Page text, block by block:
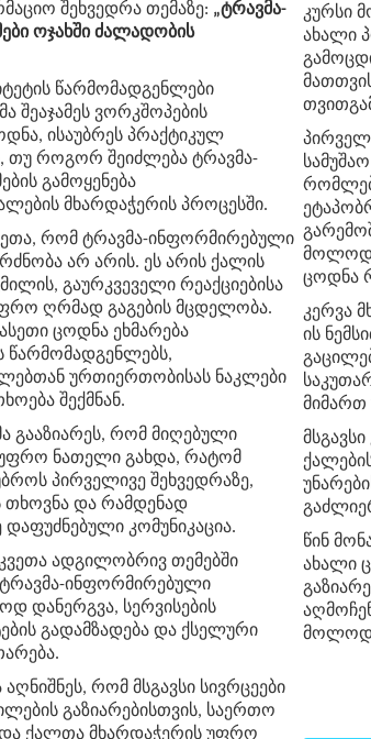
შეხვედრა თემაზე: „ტრავმა-
ოჯახში ძალადობის
წარმომადგენლები
შეაჯამეს ვორკშოპების
ისაუბრეს პრაქტიკულ
თუ როგორ შეიძლება ტრავმა-
გამოყენება
მხარდაჭერის პროცესში.
რომ ტრავმა-ინფორმირებული
არ არის. ეს არის ქალის
გაურკვეველი რეაქციებისა
ღრმად გაგების მცდელობა.
ცოდნა ეხმარება
წარმომადგენლებს,
ურთიერთობისას ნაკლები
შექმნან.
გააზიარეს, რომ მიღებული
ნათელი გახდა, რატომ
პირველივე შეხვედრაზე,
თხოვნა და რამდენად
კომუნიკაცია.
ადგილობრივ თემებში
ინფორმირებული
დანერგვა, სერვისების
გადამზადება და ქსელური
რომ მსგავსი სივრცეები
გაზიარებისთვის, საერთო
და ქალთა მხარდაჭერის უფრო
კურსი
ახალი
პირველ
სამუშაო
ცოდნა
კერვა
ის
მიმართ
მსგავსი
წინ
ახალი